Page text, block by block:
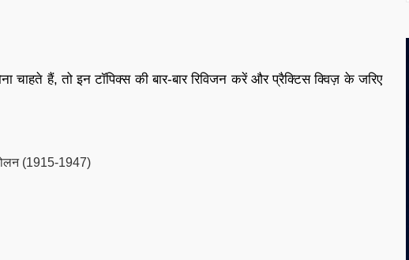
हैं, तो इन टॉपिक्स की बार-बार रिविजन करें और प्रैक्टिस क्विज़ के जरिए
(1915-1947)